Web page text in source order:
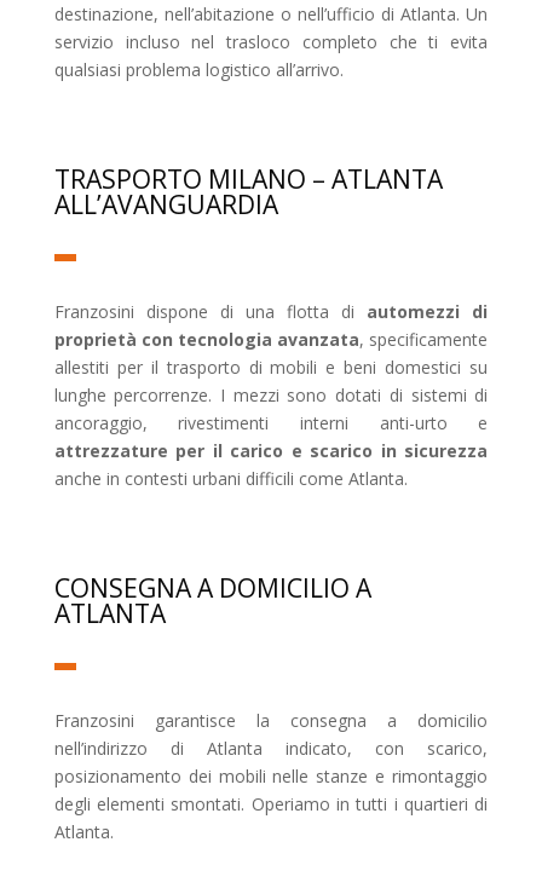
destinazione, nell’abitazione o nell’ufficio di Atlanta. Un
servizio incluso nel trasloco completo che ti evita
qualsiasi problema logistico all’arrivo.
TRASPORTO MILANO – ATLANTA
ALL’AVANGUARDIA
Franzosini dispone di una flotta di automezzi di
proprietà con tecnologia avanzata, specificamente
allestiti per il trasporto di mobili e beni domestici su
lunghe percorrenze. I mezzi sono dotati di sistemi di
ancoraggio, rivestimenti interni anti-urto e
attrezzature per il carico e scarico in sicurezza
anche in contesti urbani difficili come Atlanta.
CONSEGNA A DOMICILIO A
ATLANTA
Franzosini garantisce la consegna a domicilio
nell’indirizzo di Atlanta indicato, con scarico,
posizionamento dei mobili nelle stanze e rimontaggio
degli elementi smontati. Operiamo in tutti i quartieri di
Atlanta.